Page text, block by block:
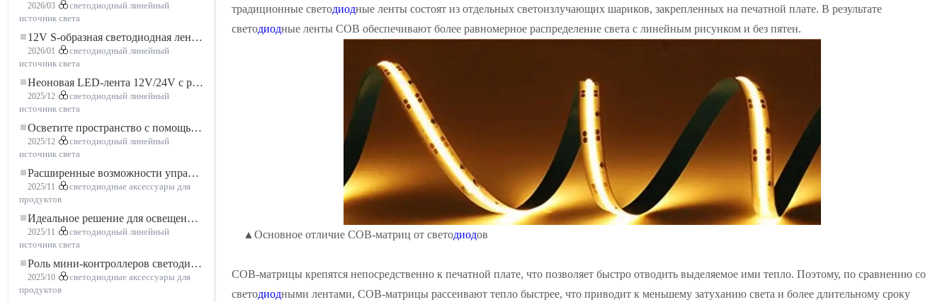
2026/03
светодиодный линейный
источник света
12V S-образная светодиодная лента: гибкое и эффективное решение для современного освещения
2026/01
светодиодный линейный
источник света
Неоновая LED-лента 12V/24V с резкой по 3 светодиода: современное неоновое освещение для любого пространства
2025/12
светодиодный линейный
источник света
Осветите пространство с помощью гибкой низковольтной неоновой LED-ленты
2025/12
светодиодный линейный
источник света
Расширенные возможности управления освещением: основные преимущества контроллера RGBW 5–24 В
2025/11
светодиодные аксессуары для
продуктов
Идеальное решение для освещения: гибкая светодиодная лента COB высокой плотности FOB для современного освещения
2025/11
светодиодный линейный
источник света
Роль мини-контроллеров светодиодов в проектах светодиодных лент
2025/10
светодиодные аксессуары для
продуктов
традиционные светодиодные ленты состоят из отдельных светоизлучающих шариков, закрепленных на печатной плате. В результате
светодиодные ленты COB обеспечивают более равномерное распределение света с линейным рисунком и без пятен.
▲Основное отличие COB-матриц от светодиодов
COB-матрицы крепятся непосредственно к печатной плате, что позволяет быстро отводить выделяемое ими тепло. Поэтому, по сравнению со
светодиодными лентами, COB-матрицы рассеивают тепло быстрее, что приводит к меньшему затуханию света и более длительному сроку